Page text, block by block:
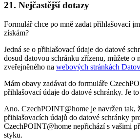
21. Nejčastější dotazy
Formulář chce po mně zadat přihlašovací
získám?
Jedná se o přihlašovací údaje do datové
dosud datovou schránku zřízenu, můžete o
zveřejněného na webových stránkách
Mám obavy zadávat do formuláře
přihlašovací údaje do datové schránky. Je
Ano. CzechPOINT@home je navržen tak,
přihlašovacích údajů do datové schránky
CzechPOINT@home nepřichází s vašimi
styku.